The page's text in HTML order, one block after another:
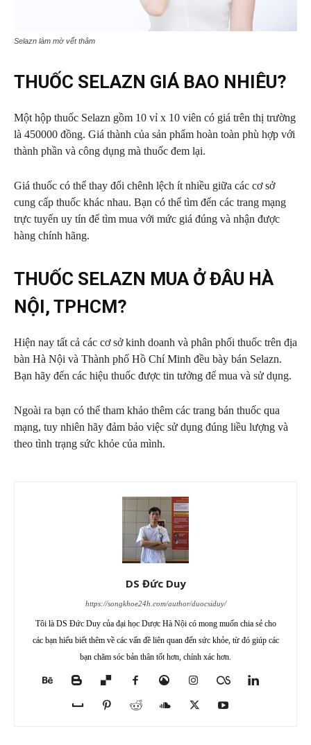
Selazn làm mờ vết thâm
THUỐC SELAZN GIÁ BAO NHIÊU?
Một hộp thuốc Selazn gồm 10 vỉ x 10 viên có giá trên thị trường
là 450000 đồng. Giá thành của sản phẩm hoàn toàn phù hợp với
thành phần và công dụng mà thuốc đem lại.
Giá thuốc có thể thay đổi chênh lệch ít nhiều giữa các cơ sở
cung cấp thuốc khác nhau. Bạn có thể tìm đến các trang mạng
trực tuyến uy tín để tìm mua với mức giá đúng và nhận được
hàng chính hãng.
THUỐC SELAZN MUA Ở ĐÂU HÀ
NỘI, TPHCM?
Hiện nay tất cả các cơ sở kinh doanh và phân phối thuốc trên địa
bàn Hà Nội và Thành phố Hồ Chí Minh đều bày bán Selazn.
Bạn hãy đến các hiệu thuốc được tin tưởng để mua và sử dụng.
Ngoài ra bạn có thể tham khảo thêm các trang bán thuốc qua
mạng, tuy nhiên hãy đảm bảo việc sử dụng đúng liều lượng và
theo tình trạng sức khỏe của mình.
DS Đức Duy
https://songkhoe24h.com/author/duocsiduy/
Tôi là DS Đức Duy của đại học Dược Hà Nội có mong muốn chia sẻ cho
các bạn hiểu biết thêm về các vấn đề liên quan đến sức khỏe, từ đó giúp các
bạn chăm sóc bản thân tốt hơn, chính xác hơn.